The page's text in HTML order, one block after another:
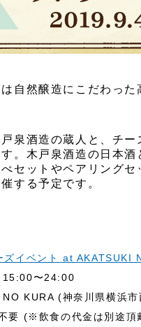
自然醸造にこだわっ
泉酒造の蔵人と、チ
。木戸泉酒造の日本
セットやペアリング
する予定です。
ズイベント at AKATSUKI
15:00〜24:00
KURA (神奈川県横浜
要 (※飲食の代金は別途頂